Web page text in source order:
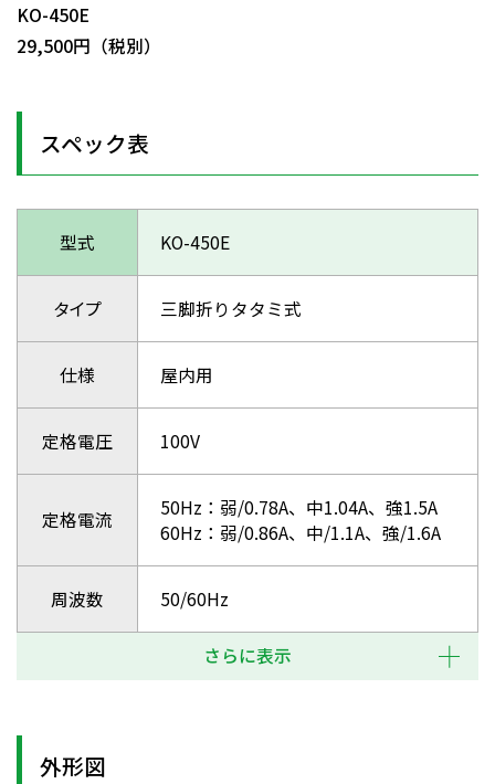
KO-450E
29,500円（税別）
スペック表
型式 KO-450E
タイプ 三脚折りタタミ式
仕様 屋内用
定格電圧 100V
定格電流
50Hz：弱/0.78A、中1.04A、強1.5A
60Hz：弱/0.86A、中/1.1A、強/1.6A
周波数 50/60Hz
さらに表示
外形図